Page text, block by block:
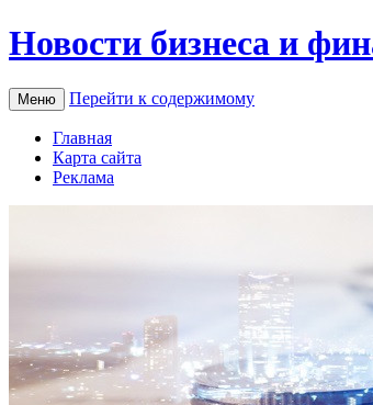
Новости бизнеса и
Меню Перейти к содержимому
Главная
Карта сайта
Реклама